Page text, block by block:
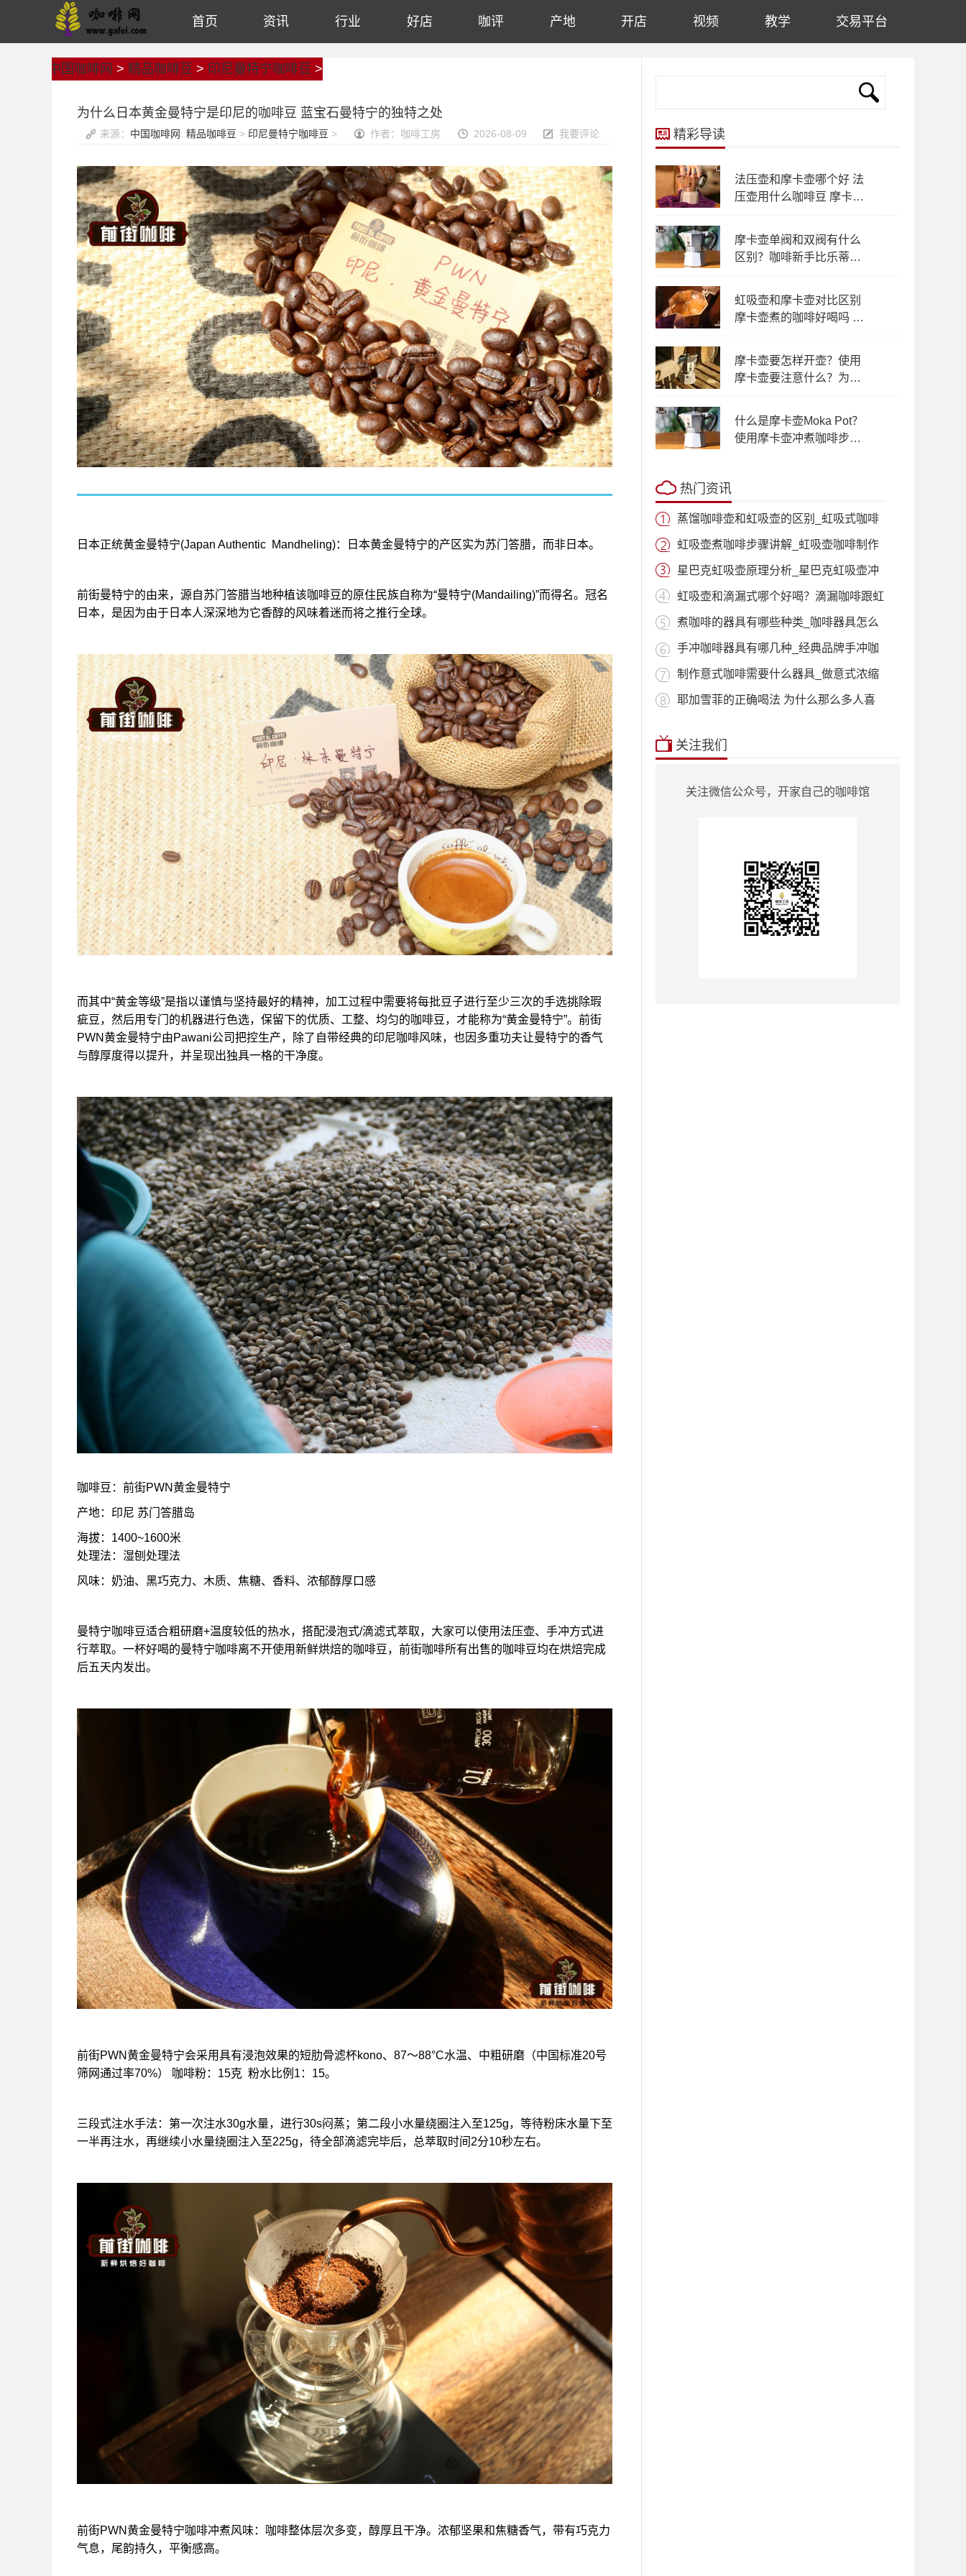
首页 资讯 行业 好店 咖评 产地 开店 视频 教学 交易平台
中国咖啡网 > 精品咖啡豆 > 印尼曼特宁咖啡豆 >
为什么日本黄金曼特宁是印尼的咖啡豆 蓝宝石曼特宁的独特之处
来源： 中国咖啡网: 精品咖啡豆 > 印尼曼特宁咖啡豆 > 作者：咖啡工房 2026-08-09 我要评论
日本正统黄金曼特宁(Japan Authentic Mandheling)：日本黄金曼特宁的产区实为苏门答腊，而非日本。
前街曼特宁的由来，源自苏门答腊当地种植该咖啡豆的原住民族自称为“曼特宁(Mandailing)”而得名。冠名
日本，是因为由于日本人深深地为它香醇的风味着迷而将之推行全球。
而其中“黄金等级”是指以谨慎与坚持最好的精神，加工过程中需要将每批豆子进行至少三次的手选挑除瑕
疵豆，然后用专门的机器进行色选，保留下的优质、工整、均匀的咖啡豆，才能称为“黄金曼特宁”。前街
PWN黄金曼特宁由Pawani公司把控生产，除了自带经典的印尼咖啡风味，也因多重功夫让曼特宁的香气
与醇厚度得以提升，并呈现出独具一格的干净度。
咖啡豆：前街PWN黄金曼特宁
产地：印尼 苏门答腊岛
海拔：1400~1600米
处理法：湿刨处理法
风味：奶油、黑巧克力、木质、焦糖、香料、浓郁醇厚口感
曼特宁咖啡豆适合粗研磨+温度较低的热水，搭配浸泡式/滴滤式萃取，大家可以使用法压壶、手冲方式进
行萃取。一杯好喝的曼特宁咖啡离不开使用新鲜烘焙的咖啡豆，前街咖啡所有出售的咖啡豆均在烘焙完成
后五天内发出。
前街PWN黄金曼特宁会采用具有浸泡效果的短肋骨滤杯kono、87～88°C水温、中粗研磨（中国标准20号
筛网通过率70%） 咖啡粉：15克 粉水比例1：15。
三段式注水手法：第一次注水30g水量，进行30s闷蒸；第二段小水量绕圈注入至125g，等待粉床水量下至
一半再注水，再继续小水量绕圈注入至225g，待全部滴滤完毕后，总萃取时间2分10秒左右。
前街PWN黄金曼特宁咖啡冲煮风味：咖啡整体层次多变，醇厚且干净。浓郁坚果和焦糖香气，带有巧克力
气息，尾韵持久，平衡感高。
精彩导读
法压壶和摩卡壶哪个好 法
压壶用什么咖啡豆 摩卡壶
摩卡壶单阀和双阀有什么
区别？咖啡新手比乐蒂摩
虹吸壶和摩卡壶对比区别
摩卡壶煮的咖啡好喝吗 虹
摩卡壶要怎样开壶？使用
摩卡壶要注意什么？为什
什么是摩卡壶Moka Pot？
使用摩卡壶冲煮咖啡步骤
热门资讯
蒸馏咖啡壶和虹吸壶的区别_虹吸式咖啡
壶适虹吸壶煮咖啡步骤讲解_虹吸壶咖啡制作
过程星巴克虹吸壶原理分析_星巴克虹吸壶冲
泡咖虹吸壶和滴漏式哪个好喝？滴漏咖啡跟虹
吸咖煮咖啡的器具有哪些种类_咖啡器具怎么
用_什手冲咖啡器具有哪几种_经典品牌手冲咖
啡器制作意式咖啡需要什么器具_做意式浓缩
咖啡耶加雪菲的正确喝法 为什么那么多人喜
本站推荐: 星巴克菜单2018价目表
啡 | 曼特宁 |
单品咖啡种类 | 90+咖啡豆 | 罗蜜奇
关注我们
关注微信公众号，开家自己的咖啡馆